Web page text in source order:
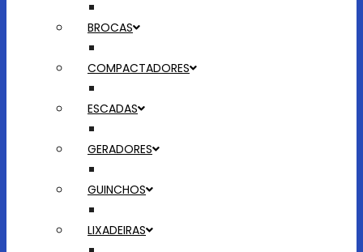
BROCAS
COMPACTADORES
ESCADAS
GERADORES
GUINCHOS
LIXADEIRAS